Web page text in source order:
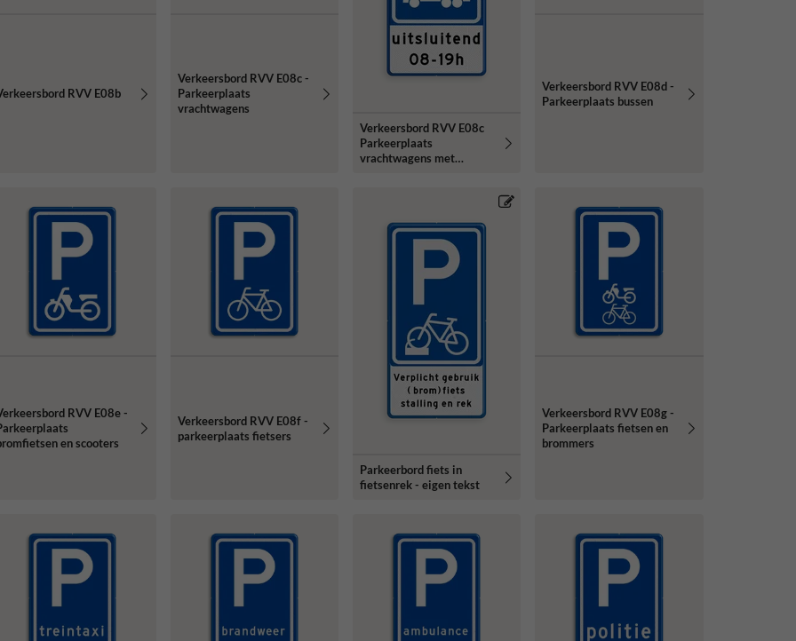
RVV E08b
Verkeersbord RVV E08c -
Parkeerplaats
vrachtwagens
Verkeersbord RVV E08c
Parkeerplaats
vrachtwagens met
Verkeersbord RVV E08d -
Parkeerplaats bussen
RVV E08e -
en scooters
Verkeersbord RVV E08f -
parkeerplaats fietsers
Parkeerbord fiets in
fietsenrek - eigen tekst
Verkeersbord RVV E08g -
Parkeerplaats fietsen en
brommers